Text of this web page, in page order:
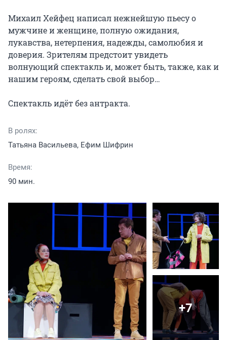
Михаил Хейфец написал нежнейшую пьесу о
мужчине и женщине, полную ожидания,
лукавства, нетерпения, надежды, самолюбия и
доверия. Зрителям предстоит увидеть
волнующий спектакль и, может быть, также, как и
нашим героям, сделать свой выбор…
Спектакль идёт без антракта.
В ролях:
Татьяна Васильева, Ефим Шифрин
Время:
90 мин.
+7